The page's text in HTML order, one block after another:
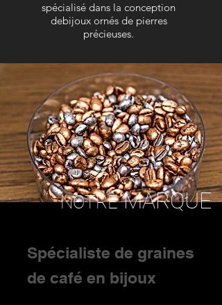
spécialisé dans la conception
debijoux ornés de pierres
précieuses.
NOTREMARQUE
Spécialiste de graines
de café en bijoux